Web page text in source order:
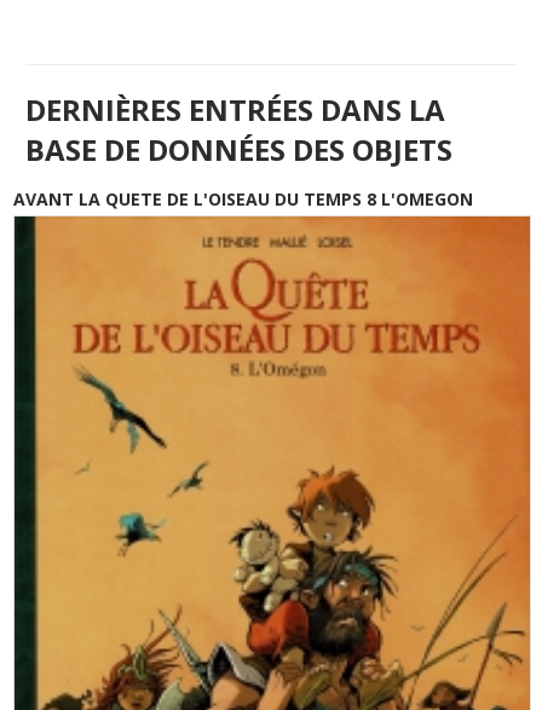
DERNIÈRES ENTRÉES DANS LA
BASE DE DONNÉES DES OBJETS
AVANT LA QUETE DE L'OISEAU DU TEMPS 8 L'OMEGON